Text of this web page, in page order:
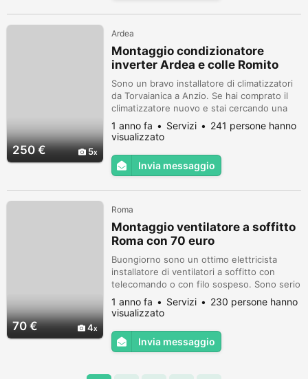
250 € 5
Ardea
Montaggio condizionatore
inverter Ardea e colle Romito
Sono un bravo installatore di climatizzatori
da Torvaianica a Anzio. Se hai comprato il
climatizzatore nuovo e stai cercando una
persona capace di montarlo bene, questo
sono io!!! Sono serio e capace. Ho
climatizzatore inverter a pompa di calore. Il
mio onorario per il montaggio di un
1 anno fa Servizi
241 persone hanno
visualizzato
Invia messaggio
70 € 4
Roma
Montaggio ventilatore a soffitto
Roma con 70 euro
Buongiorno sono un ottimo elettricista
installatore di ventilatori a soffitto con
telecomando o con filo sospeso. Sono serio
e preparato. Mi occupo del montaggio del
tuo nuovo ventilatore con 70 euro
lampadario e installazione del ventilatore a
soffitto. Mi muovo su tutta Roma, castelli
1 anno fa Servizi
230 persone hanno
visualizzato
Invia messaggio